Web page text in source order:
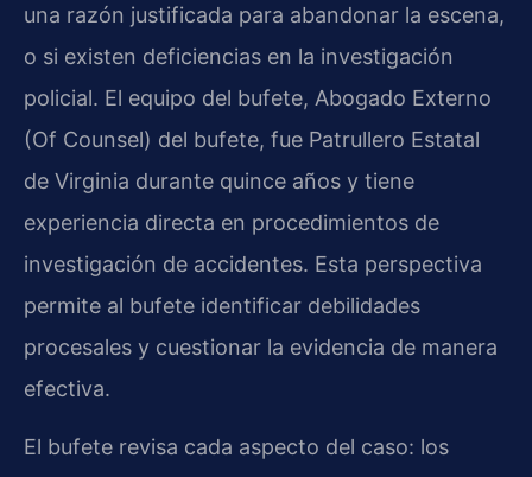
una razón justificada para abandonar la escena,
o si existen deficiencias en la investigación
policial. El equipo del bufete, Abogado Externo
(Of Counsel) del bufete, fue Patrullero Estatal
de Virginia durante quince años y tiene
experiencia directa en procedimientos de
investigación de accidentes. Esta perspectiva
permite al bufete identificar debilidades
procesales y cuestionar la evidencia de manera
efectiva.
El bufete revisa cada aspecto del caso: los